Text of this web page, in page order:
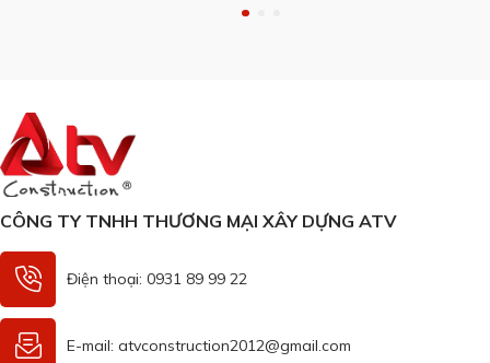
chọn lý tưởng cho những gia chủ muốn tối ưu hóa công năng sử
CÔNG TY TNHH THƯƠNG MẠI XÂY DỰNG ATV
Điện thoại: 0931 89 99 22
E-mail: atvconstruction2012@gmail.com